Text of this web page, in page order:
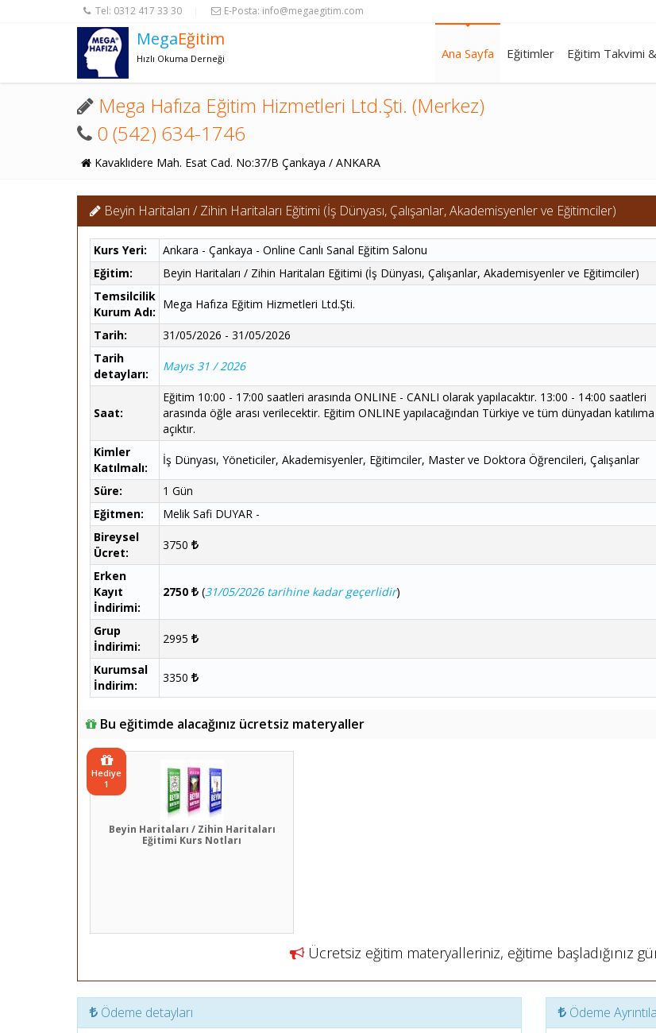
Tel: 0312 417 33 30 E-Posta: info@megaegitim.com
MegaEğitim
Hızlı Okuma Derneği Ana Sayfa Eğitimler Eğitim Takvimi
Mega Hafıza Eğitim Hizmetleri Ltd.Şti. (Merkez)
0 (542) 634-1746
Kavaklıdere Mah. Esat Cad. No:37/B Çankaya / ANKARA
Beyin Haritaları / Zihin Haritaları Eğitimi (İş Dünyası, Çalışanlar, Akademisyenler ve Eğitimciler)
Kurs Yeri:
Ankara - Çankaya - Online Canlı Sanal Eğitim Salonu
Eğitim:
Beyin Haritaları / Zihin Haritaları Eğitimi (İş Dünyası, Çalışanlar, Akademisyenler ve Eğitimciler)
Temsilcilik
Kurum Adı:
Mega Hafıza Eğitim Hizmetleri Ltd.Şti.
Tarih:
31/05/2026 - 31/05/2026
Tarih
detayları:
Mayıs 31 / 2026
Saat:
Eğitim 10:00 - 17:00 saatleri arasında ONLINE - CANLI olarak yapılacaktır. 13:00 - 14:00 saatleri
arasında öğle arası verilecektir. Eğitim ONLINE yapılacağından Türkiye ve tüm dünyadan katılıma
açıktır.
Kimler
Katılmalı:
İş Dünyası, Yöneticiler, Akademisyenler, Eğitimciler, Master ve Doktora Öğrencileri, Çalışanlar
Süre:
1 Gün
Eğitmen:
Melik Safi DUYAR -
Bireysel
Ücret:
3750
Erken
Kayıt
İndirimi:
2750 (31/05/2026 tarihine kadar geçerlidir)
Grup
İndirimi:
2995
Kurumsal
İndirim:
3350
Bu eğitimde alacağınız ücretsiz materyaller
Beyin Haritaları / Zihin Haritaları
Eğitimi Kurs Notları
Hediye
1
Ücretsiz eğitim materyalleriniz, eğitime başladığınız
Ödeme detayları Ödeme